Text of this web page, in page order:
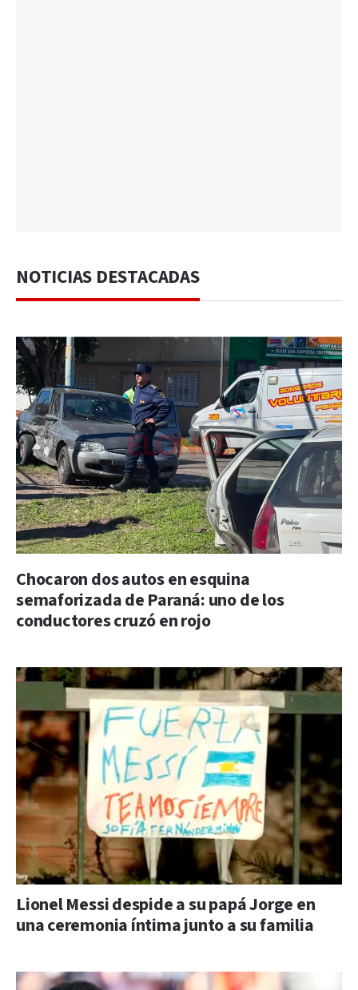
NOTICIAS DESTACADAS
Chocaron dos autos en esquina
semaforizada de Paraná: uno de los
conductores cruzó en rojo
Lionel Messi despide a su papá Jorge en
una ceremonia íntima junto a su familia